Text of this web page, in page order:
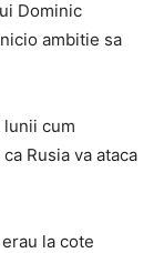
Dominic
ambitie sa
lunii cum
Rusia va ataca
la cote